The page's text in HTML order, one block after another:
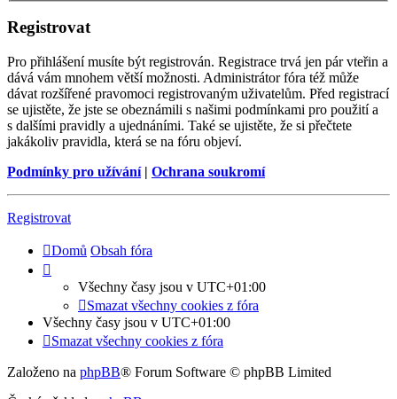
Registrovat
Pro přihlášení musíte být registrován. Registrace trvá jen pár vteřin a
dává vám mnohem větší možnosti. Administrátor fóra též může
dávat rozšířené pravomoci registrovaným uživatelům. Před registrací
se ujistěte, že jste se obeznámili s našimi podmínkami pro použití a
s dalšími pravidly a ujednáními. Také se ujistěte, že si přečtete
jakákoliv pravidla, která se na fóru objeví.
Podmínky pro užívání| Ochrana soukromí
Registrovat
Domů Obsah fóra
Všechny časy jsou v UTC+01:00
Smazat všechny cookies z fóra
Všechny časy jsou v UTC+01:00
Smazat všechny cookies z fóra
Založeno na phpBB® Forum Software © phpBB Limited